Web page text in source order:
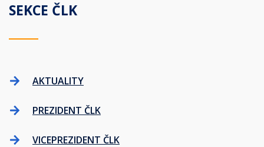
SEKCE ČLK
AKTUALITY
PREZIDENT ČLK
VICEPREZIDENT ČLK